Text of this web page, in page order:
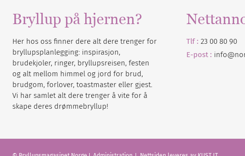
Bryllup på hjernen?
Her hos oss finner dere alt dere trenger for
bryllupsplanlegging: inspirasjon,
brudekjoler, ringer, bryllupsreisen, festen
og alt mellom himmel og jord for brud,
brudgom, forlover, toastmaster eller gjest.
Vi har samlet alt dere trenger å vite for å
skape deres drømmebryllup!
Tlf : 23 00 80 90
E-post :